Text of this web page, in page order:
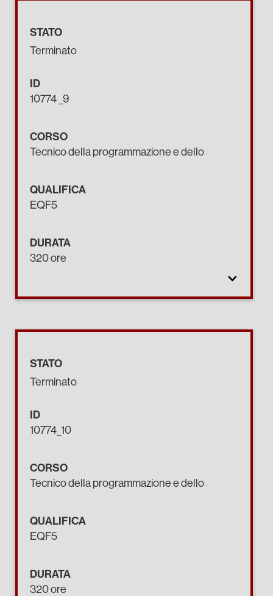
STATO
Terminato
ID
10774 _9
CORSO
Tecnico della programmazione e dello sviluppo di
QUALIFICA
EQF5
DURATA
320 ore
STATO
Terminato
ID
10774_10
CORSO
Tecnico della programmazione e dello sviluppo di
QUALIFICA
EQF5
DURATA
320 ore